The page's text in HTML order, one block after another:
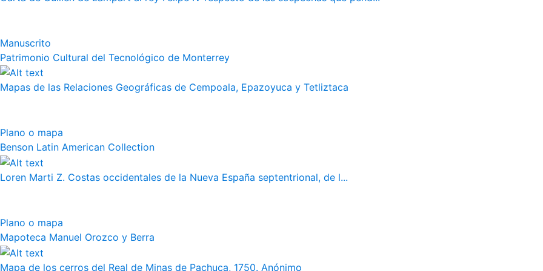
Manuscrito
Patrimonio Cultural del Tecnológico de Monterrey
Mapas de las Relaciones Geográficas de Cempoala, Epazoyuca y Tetliztaca
Plano o mapa
Benson Latin American Collection
Loren Marti Z. Costas occidentales de la Nueva España septentrional, de l...
Plano o mapa
Mapoteca Manuel Orozco y Berra
Mapa de los cerros del Real de Minas de Pachuca, 1750. Anónimo